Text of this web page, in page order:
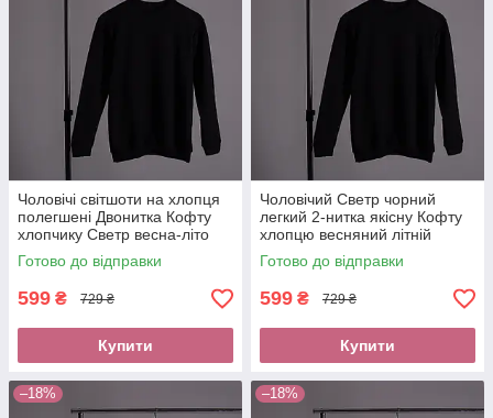
Чоловічі світшоти на хлопця
полегшені Двонитка Кофту
хлопчику Светр весна-літо
оплатити при отриманні
новою поштою
Готово до відправки
599 ₴ 729 ₴
Купити
Чоловічий Светр чорний
легкий 2-нитка якісну Кофту
хлопцю весняний літній
Світшот трикотаж оплата без
передоплати новою поштою
Готово до відправки
599 ₴ 729 ₴
Купити
–18% –18%